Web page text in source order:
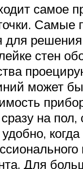
самое
Самые
для
стен
может
на
Для